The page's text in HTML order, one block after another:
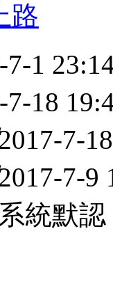
路
7-1
7-18
7-
7-9
統默認